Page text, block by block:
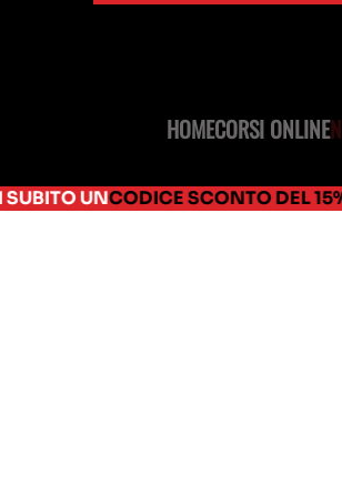
HOMECORSI ONLINE
CODICE SCONTO DEL 15%DA